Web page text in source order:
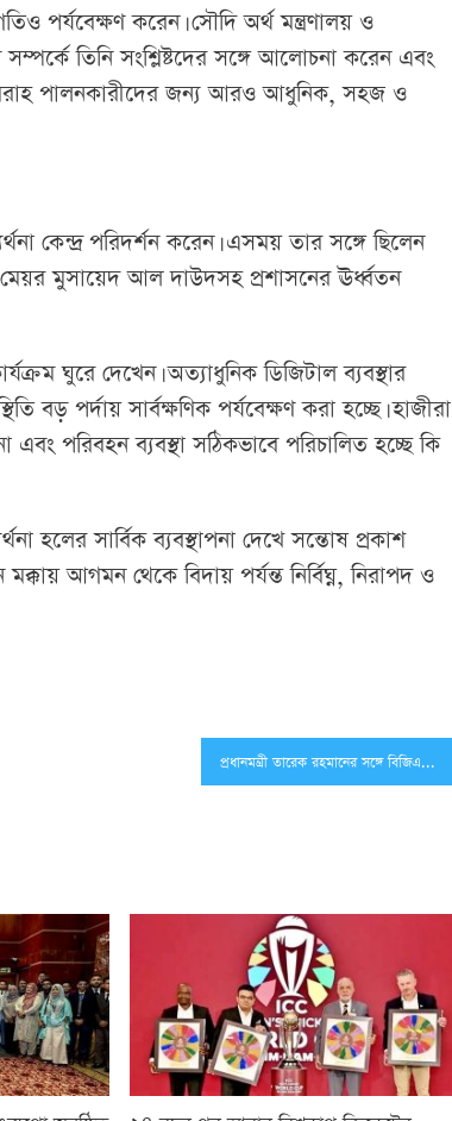
পর্যবেক্ষণ করেন। সৌদি অর্থ মন্ত্রণালয় ও
সম্পর্কে তিনি সংশ্লিষ্টদের সঙ্গে আলোচনা করেন এবং
পালনকারীদের জন্য আরও আধুনিক, সহজ ও
কেন্দ্র পরিদর্শন করেন। এসময় তার সঙ্গে ছিলেন
মুসায়েদ আল দাউদসহ প্রশাসনের ঊর্ধ্বতন
ঘুরে দেখেন। অত্যাধুনিক ডিজিটাল ব্যবস্থার
বড় পর্দায় সার্বক্ষণিক পর্যবেক্ষণ করা হচ্ছে। হাজীরা
পরিবহন ব্যবস্থা সঠিকভাবে পরিচালিত হচ্ছে কি
হলের সার্বিক ব্যবস্থাপনা দেখে সন্তোষ প্রকাশ
আগমন থেকে বিদায় পর্যন্ত নির্বিঘ্ন, নিরাপদ ও
প্রধানমন্ত্রী তারেক রহমানের সঙ্গে বিজিএমইএ’র বৈঠক